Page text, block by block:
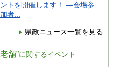
ントを開催します！ ―会場参
加者...
県政ニュース一覧を見る
舗”に関するイベント